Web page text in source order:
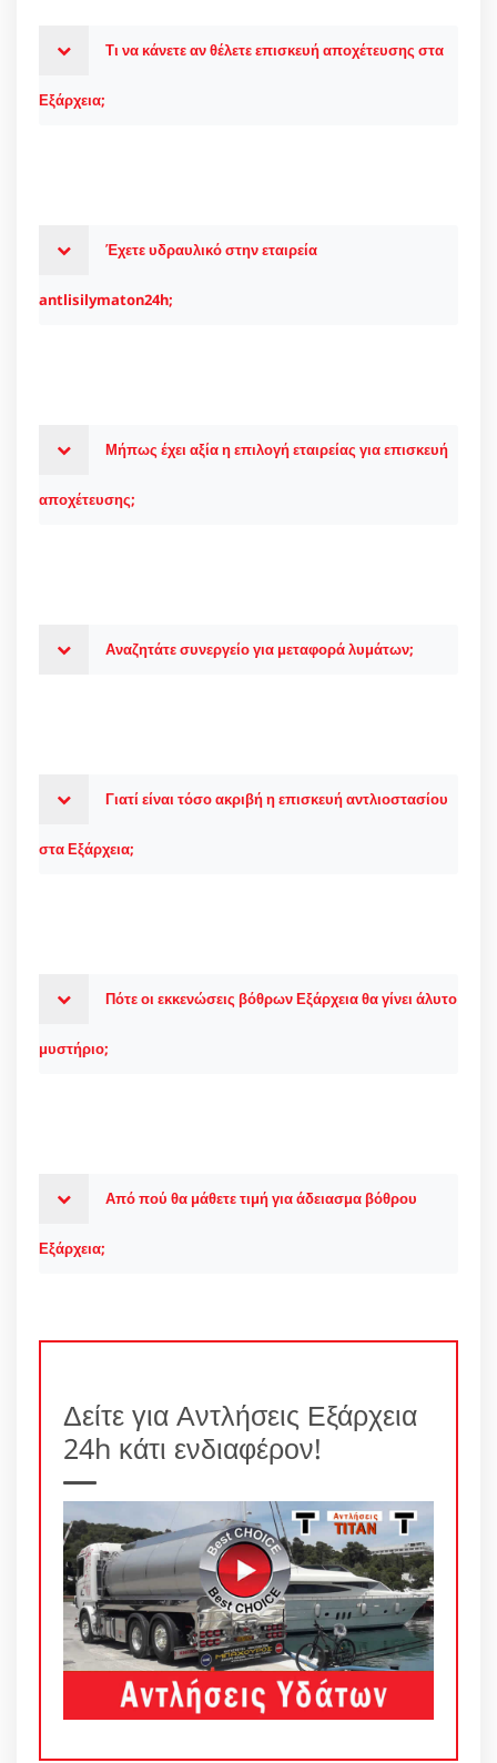
Τι να κάνετε αν θέλετε επισκευή αποχέτευσης στα
Εξάρχεια;
Έχετε υδραυλικό στην εταιρεία
antlisilymaton24h;
Μήπως έχει αξία η επιλογή εταιρείας για επισκευή
αποχέτευσης;
Αναζητάτε συνεργείο για μεταφορά λυμάτων;
Γιατί είναι τόσο ακριβή η επισκευή αντλιοστασίου
στα Εξάρχεια;
Πότε οι εκκενώσεις βόθρων Εξάρχεια θα γίνει άλυτο
μυστήριο;
Από πού θα μάθετε τιμή για άδειασμα βόθρου
Εξάρχεια;
Δείτε για Αντλήσεις Εξάρχεια
24h κάτι ενδιαφέρον!